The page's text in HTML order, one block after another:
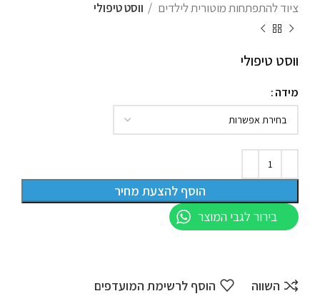
ציוד להתפתחות מוטורית לילדים
ווסט טיפולי
ווסט טיפולי
מידה
הוסף להצעת מחיר
בירור לגבי המוצר
השווה הוסף לרשימת המועדפים